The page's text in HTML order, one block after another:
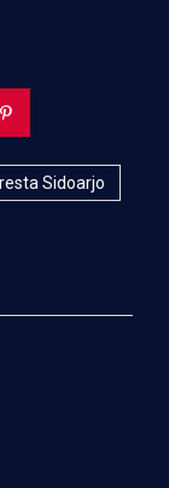
Sidoarjo